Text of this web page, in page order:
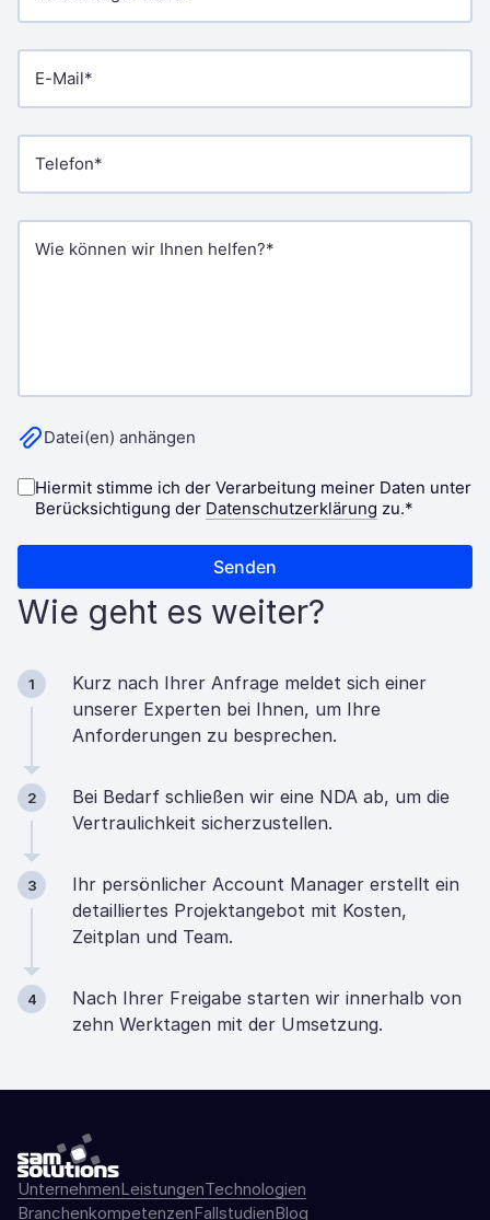
Wie geht es weiter?
1
Kurz nach Ihrer Anfrage meldet sich einer
unserer Experten bei Ihnen, um Ihre
Anforderungen zu besprechen.
2
Bei Bedarf schließen wir eine NDA ab, um die
Vertraulichkeit sicherzustellen.
3
Ihr persönlicher Account Manager erstellt ein
detailliertes Projektangebot mit Kosten,
Zeitplan und Team.
4
Nach Ihrer Freigabe starten wir innerhalb von
zehn Werktagen mit der Umsetzung.
UnternehmenLeistungenTechnologien
BranchenkompetenzenFallstudienBlog